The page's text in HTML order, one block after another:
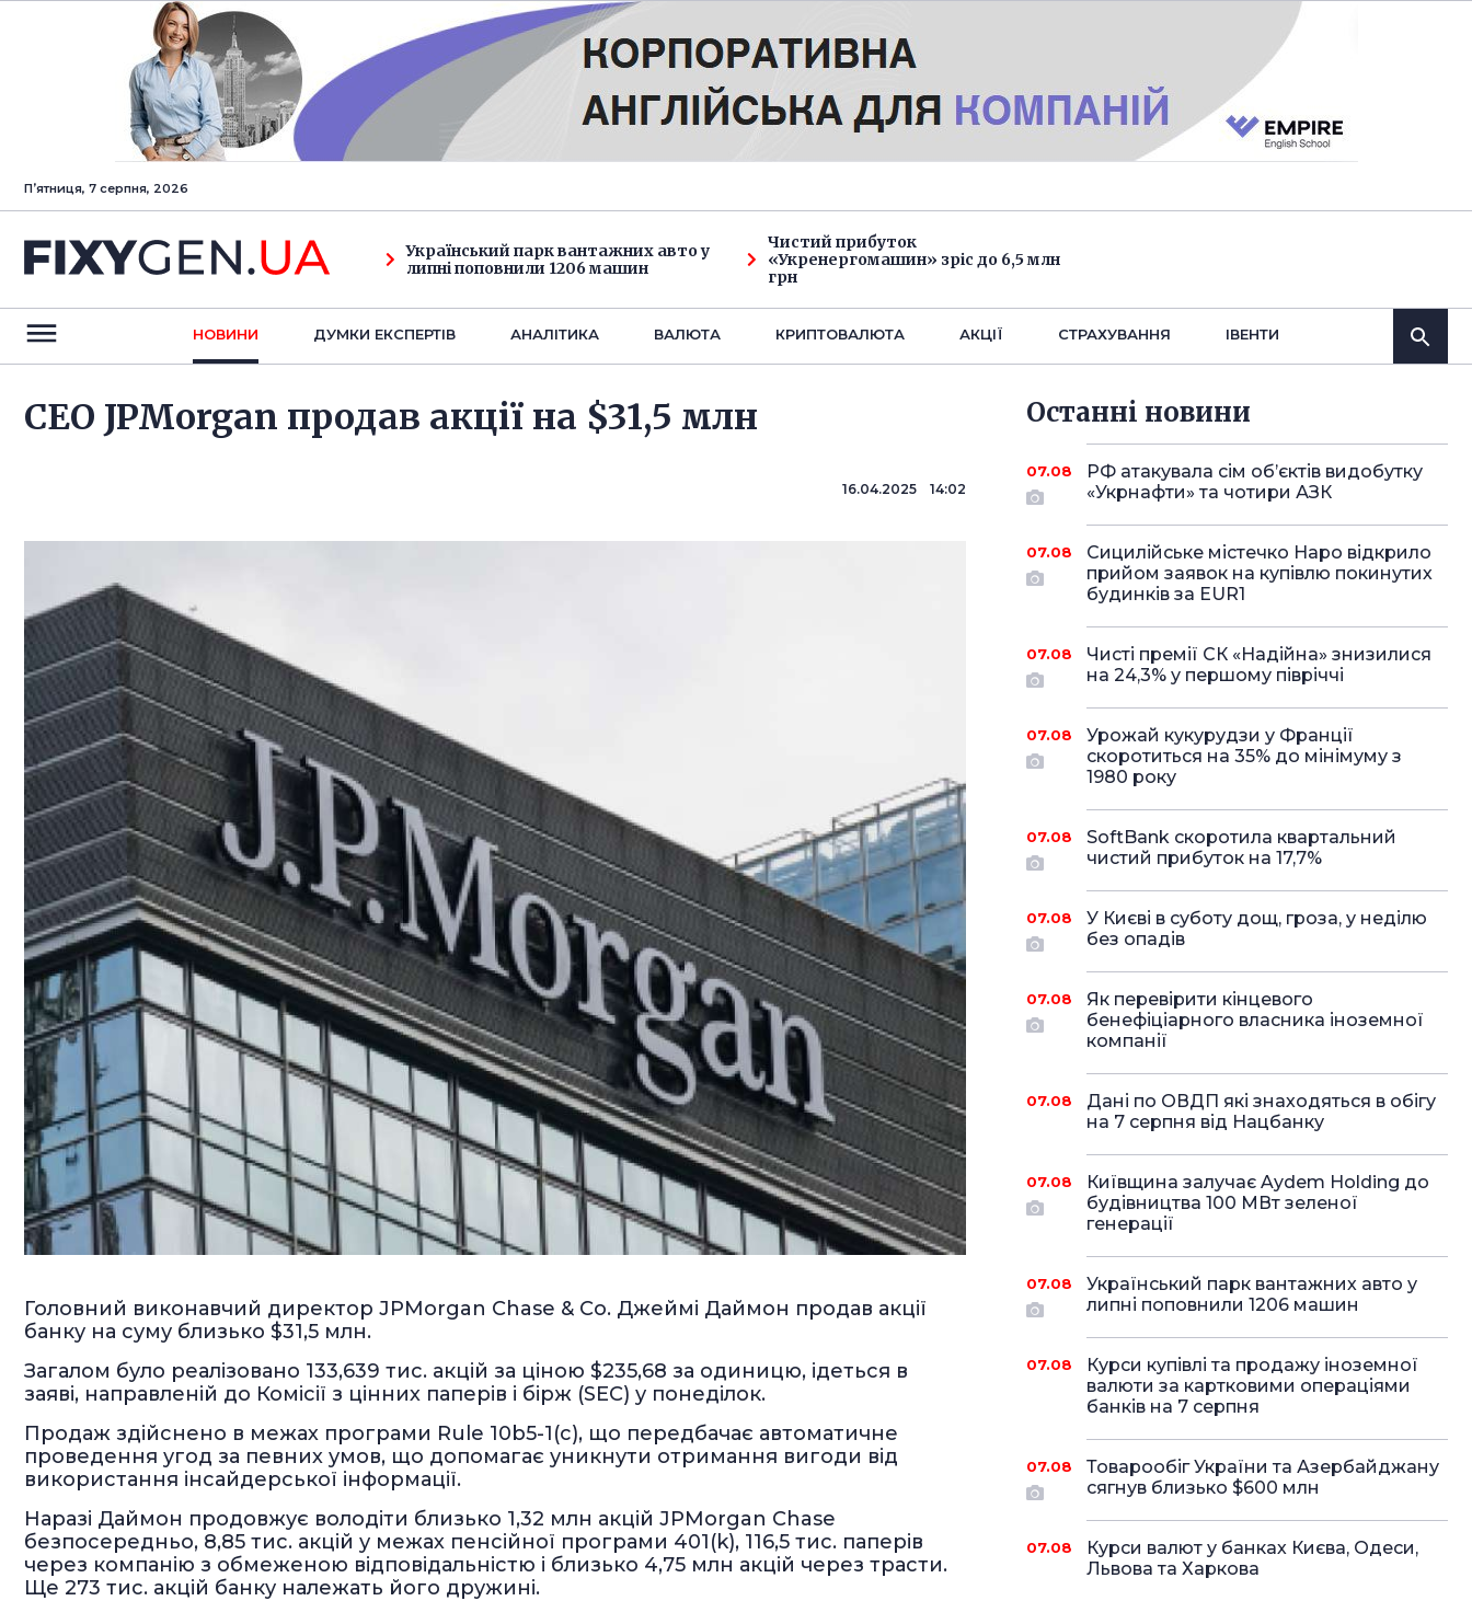
Пʼятниця, 7 серпня, 2026
Український парк вантажних авто у
липні поповнили 1206 машин
Чистий прибуток
«Укренергомашин» зріс до 6,5 млн
грн
НОВИНИ ДУМКИ ЕКСПЕРТIВ АНАЛIТИКА ВАЛЮТА КРИПТОВАЛЮТА АКЦІЇ СТРАХУВАННЯ IВЕНТИ
CEO JPMorgan продав акції на $31,5 млн
16.04.2025 14:02
Головний виконавчий директор JPMorgan Chase & Co. Джеймі Даймон продав акції
банку на суму близько $31,5 млн.
Загалом було реалізовано 133,639 тис. акцій за ціною $235,68 за одиницю, ідеться в
заяві, направленій до Комісії з цінних паперів і бірж (SEC) у понеділок.
Продаж здійснено в межах програми Rule 10b5-1(с), що передбачає автоматичне
проведення угод за певних умов, що допомагає уникнути отримання вигоди від
використання інсайдерської інформації.
Наразі Даймон продовжує володіти близько 1,32 млн акцій JPMorgan Chase
безпосередньо, 8,85 тис. акцій у межах пенсійної програми 401(k), 116,5 тис. паперів
через компанію з обмеженою відповідальністю і близько 4,75 млн акцій через трасти.
Ще 273 тис. акцій банку належать його дружині.
Останнi новини
07.08
РФ атакувала сім об’єктів видобутку
«Укрнафти» та чотири АЗК
07.08
Сицилійське містечко Наро відкрило
прийом заявок на купівлю покинутих
будинків за EUR1
07.08
Чисті премії СК «Надійна» знизилися
на 24,3% у першому півріччі
07.08
Урожай кукурудзи у Франції
скоротиться на 35% до мінімуму з
1980 року
07.08
SoftBank скоротила квартальний
чистий прибуток на 17,7%
07.08
У Києві в суботу дощ, гроза, у неділю
без опадів
07.08
Як перевірити кінцевого
бенефіціарного власника іноземної
компанії
07.08
Дані по ОВДП які знаходяться в обігу
на 7 серпня від Нацбанку
07.08
Київщина залучає Aydem Holding до
будівництва 100 МВт зеленої
генерації
07.08
Український парк вантажних авто у
липні поповнили 1206 машин
07.08
Курси купівлі та продажу іноземної
валюти за картковими операціями
банків на 7 серпня
07.08
Товарообіг України та Азербайджану
сягнув близько $600 млн
07.08
Курси валют у банках Києва, Одеси,
Львова та Харкова